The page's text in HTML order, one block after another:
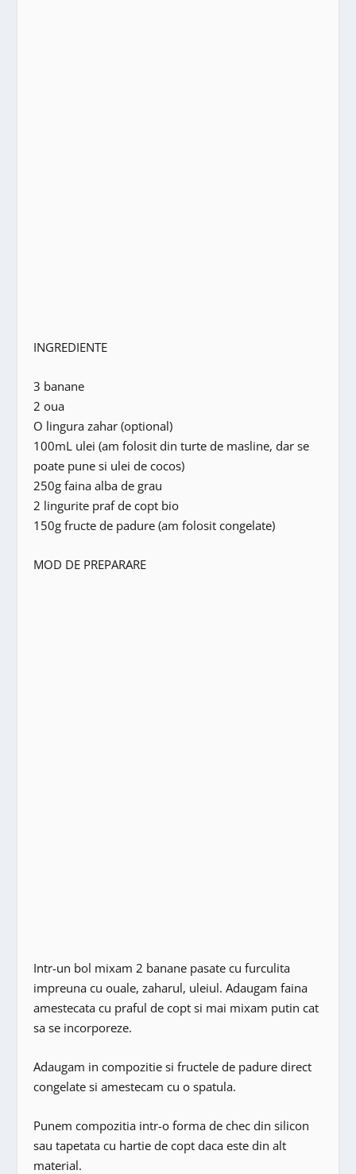
INGREDIENTE
3 banane
2 oua
O lingura zahar (optional)
100mL ulei (am folosit din turte de masline, dar se
poate pune si ulei de cocos)
250g faina alba de grau
2 lingurite praf de copt bio
150g fructe de padure (am folosit congelate)
MOD DE PREPARARE
Intr-un bol mixam 2 banane pasate cu furculita
impreuna cu ouale, zaharul, uleiul. Adaugam faina
amestecata cu praful de copt si mai mixam putin cat
sa se incorporeze.
Adaugam in compozitie si fructele de padure direct
congelate si amestecam cu o spatula.
Punem compozitia intr-o forma de chec din silicon
sau tapetata cu hartie de copt daca este din alt
material.